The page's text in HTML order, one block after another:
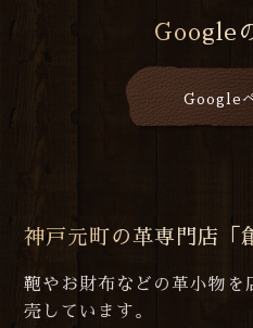
Google
Google
神戸元町の革専門店「
鞄やお財布などの革小物を
売しています。